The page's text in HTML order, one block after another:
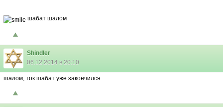
шабат шалом
Shindler
06.12.2014 в 20:10
шалом, ток шабат уже закончился...